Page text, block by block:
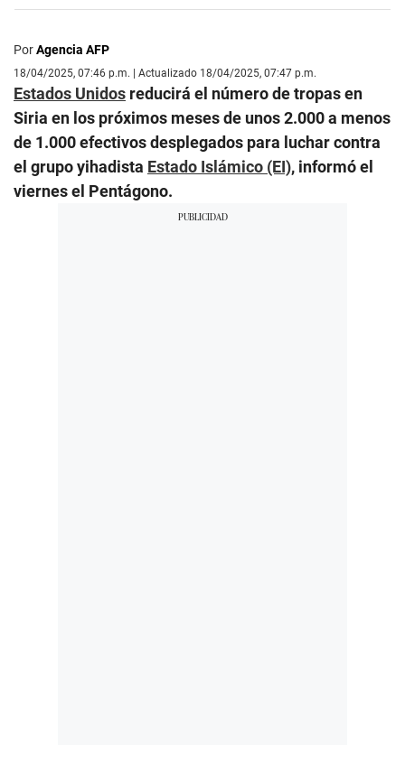
PorAgencia AFP
18/04/2025, 07:46 p.m. | Actualizado 18/04/2025, 07:47 p.m.
Estados Unidos reducirá el número de tropas en
Siria en los próximos meses de unos 2.000 a menos
de 1.000 efectivos desplegados para luchar contra
el grupo yihadista Estado Islámico (EI), informó el
viernes el Pentágono.